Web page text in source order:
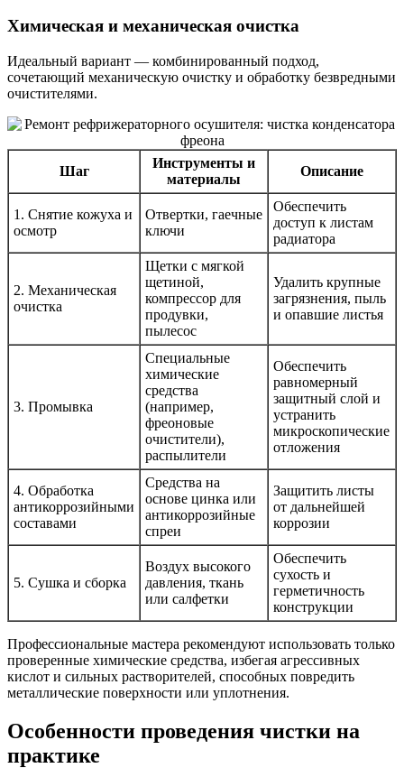
Химическая и механическая очистка
Идеальный вариант — комбинированный подход,
сочетающий механическую очистку и обработку безвредными
очистителями.
Шаг
Инструменты и
материалы
Описание
1. Снятие кожуха и
осмотр
Отвертки, гаечные
ключи
Обеспечить
доступ к листам
радиатора
2. Механическая
очистка
Щетки с мягкой
щетиной,
компрессор для
продувки,
пылесос
Удалить крупные
загрязнения, пыль
и опавшие листья
3. Промывка
Специальные
химические
средства
(например,
фреоновые
очистители),
распылители
Обеспечить
равномерный
защитный слой и
устранить
микроскопические
отложения
4. Обработка
антикоррозийными
составами
Средства на
основе цинка или
антикоррозийные
спреи
Защитить листы
от дальнейшей
коррозии
5. Сушка и сборка
Воздух высокого
давления, ткань
или салфетки
Обеспечить
сухость и
герметичность
конструкции
Профессиональные мастера рекомендуют использовать только
проверенные химические средства, избегая агрессивных
кислот и сильных растворителей, способных повредить
металлические поверхности или уплотнения.
Особенности проведения чистки на
практике